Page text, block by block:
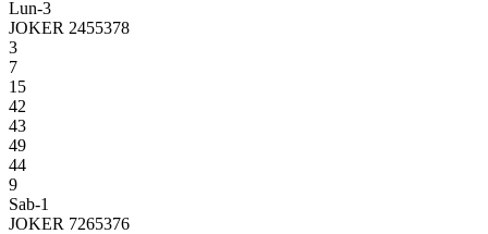
Lun-3
JOKER 2455378
3
7
15
42
43
49
44
9
Sab-1
JOKER 7265376